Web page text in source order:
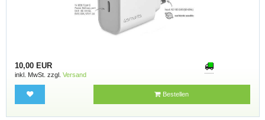
10,00 EUR
inkl. MwSt. zzgl. Versand
Bestellen